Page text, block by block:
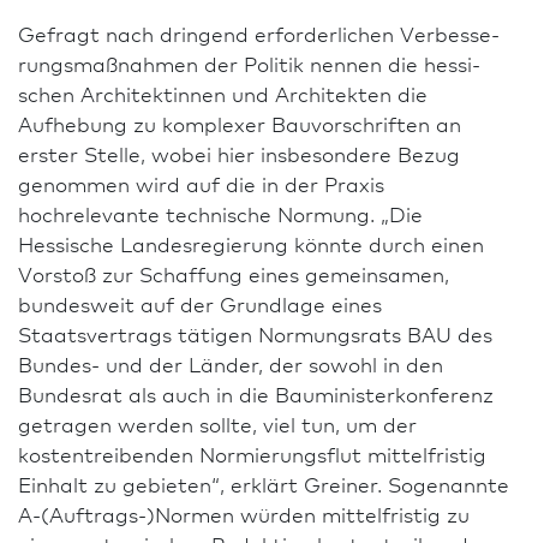
Gefragt nach dringend erforderlichen Ver­besse­
rungsmaßnahmen der Politik nennen die hes­si­
schen Architekt­innen und Architekten die
Aufhebung zu komplexer Bauvorschriften an
erster Stelle, wobei hier insbesondere Bezug
genommen wird auf die in der Praxis
hochrelevante technische Normung. „Die
Hessische Landes­regierung könnte durch einen
Vorstoß zur Schaffung eines ge­meinsamen,
bundesweit auf der Grundlage eines
Staatsvertrags tätigen Normungsrats BAU des
Bundes- und der Länder, der sowohl in den
Bundesrat als auch in die Bauministerkonferenz
getragen werden sollte, viel tun, um der
kostentreibenden Normierungsflut mittelfristig
Einhalt zu gebieten“, erklärt Greiner. Sogenannte
A-(Auftrags-)Normen würden mittelfristig zu